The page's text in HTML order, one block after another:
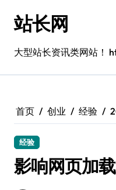
站长网
大型站长资讯类网站！
首页 创业 经验
经验
影响网页加